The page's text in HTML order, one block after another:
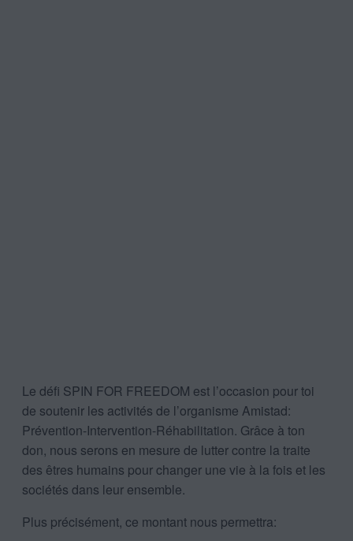
Le défi SPIN FOR FREEDOM est l’occasion pour toi
de soutenir les activités de l’organisme Amistad:
Prévention-Intervention-Réhabilitation. Grâce à ton
don, nous serons en mesure de lutter contre la traite
des êtres humains pour changer une vie à la fois et les
sociétés dans leur ensemble.
Plus précisément, ce montant nous permettra: